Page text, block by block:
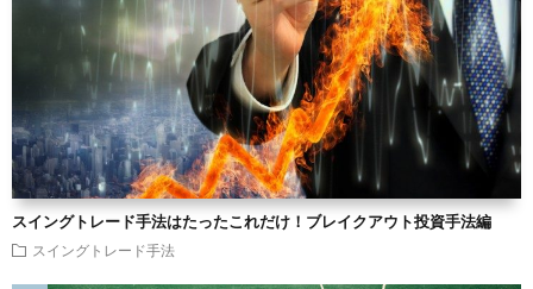
スイングトレード手法はたったこれだけ！ブレイクアウト投資手法編
スイングトレード手法